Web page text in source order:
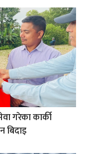
गरेका कार्की
बिदाइ